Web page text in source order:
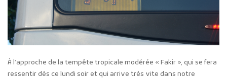
À l’approche de la tempête tropicale modérée « Fakir », qui se fera
ressentir dès ce lundi soir et qui arrive très vite dans notre